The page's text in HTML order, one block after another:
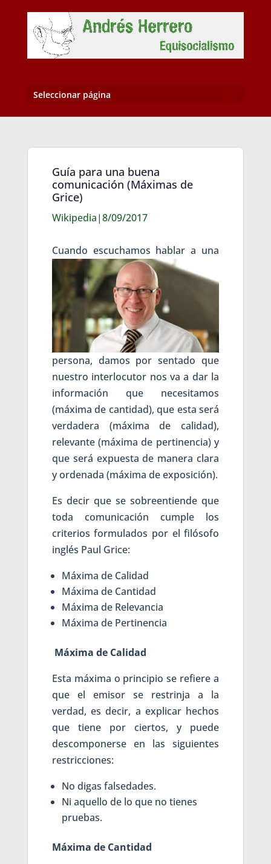
Seleccionar página
Guía para una buena
comunicación (Máximas de
Grice)
Wikipedia|8/09/2017
Cuando escuchamos hablar a una
persona, damos por sentado que
nuestro interlocutor nos va a dar la
información que necesitamos
(máxima de cantidad), que esta será
verdadera (máxima de calidad),
relevante (máxima de pertinencia) y
que será expuesta de manera clara
y ordenada (máxima de exposición).
Es decir que se sobreentiende que
toda comunicación cumple los
criterios formulados por el filósofo
inglés Paul Grice:
Máxima de Calidad
Máxima de Cantidad
Máxima de Relevancia
Máxima de Pertinencia
Máxima de Calidad
Esta máxima o principio se refiere a
que el emisor se restrinja a la
verdad, es decir, a explicar hechos
que tiene por ciertos, y puede
descomponerse en las siguientes
restricciones:
No digas falsedades.
Ni aquello de lo que no tienes
pruebas.
Máxima de Cantidad